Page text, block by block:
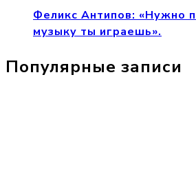
Феликс Антипов: «Нужно
музыку ты играешь».
Популярные записи